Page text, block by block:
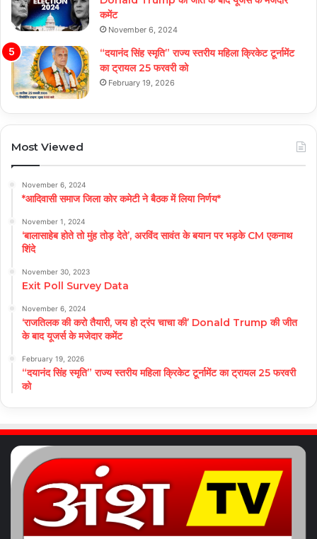
कमेंट
November 6, 2024
“दयानंद सिंह स्मृति” राज्य स्तरीय महिला क्रिकेट टूर्नामेंट
का ट्रायल 25 फरवरी को
February 19, 2026
Most Viewed
November 6, 2024
*आदिवासी समाज जिला कोर कमेटी ने बैठक में लिया निर्णय*
November 1, 2024
‘बालासाहेब होते तो मुंह तोड़ देते’, अरविंद सावंत के बयान पर भड़के CM एकनाथ
शिंदे
November 30, 2023
Exit Poll Survey Data
November 6, 2024
‘राजतिलक की करो तैयारी, जय हो ट्रंप चाचा की’ Donald Trump की जीत
के बाद यूजर्स के मजेदार कमेंट
February 19, 2026
“दयानंद सिंह स्मृति” राज्य स्तरीय महिला क्रिकेट टूर्नामेंट का ट्रायल 25 फरवरी
को